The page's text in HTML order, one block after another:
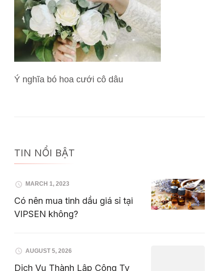
Ý nghĩa bó hoa cưới cô dâu
TIN NỔI BẬT
MARCH 1, 2023
Có nên mua tinh dầu giá sỉ tại
VIPSEN không?
AUGUST 5, 2026
Dịch Vụ Thành Lập Công Ty